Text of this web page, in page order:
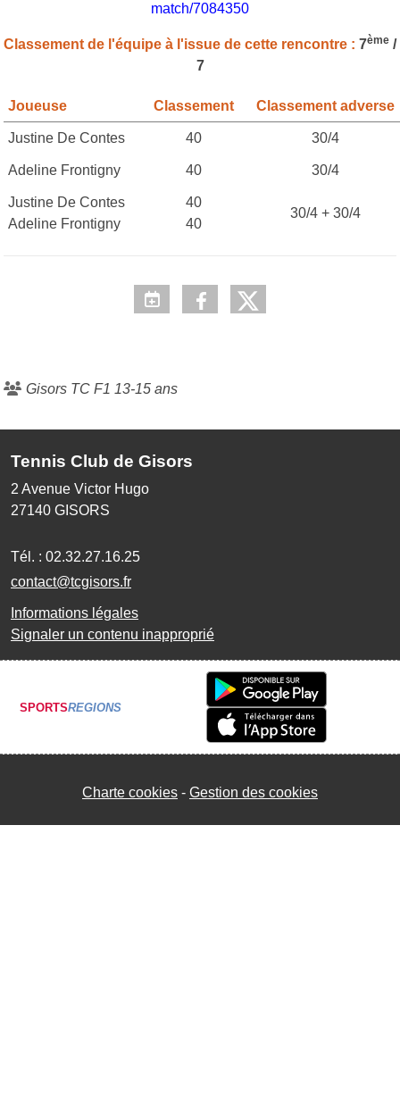
match/7084350
Classement de l'équipe à l'issue de cette rencontre : 7ème /
7
Joueuse Classement Classement adverse
Justine De Contes 40 30/4
Adeline Frontigny 40 30/4
Justine De Contes
Adeline Frontigny
40
40
30/4 + 30/4
Gisors TC F1 13-15 ans
Tennis Club de Gisors
2 Avenue Victor Hugo
27140 GISORS
Tél. : 02.32.27.16.25
contact@tcgisors.fr
Informations légales
Signaler un contenu inapproprié
SPORTSREGIONS
Charte cookies Gestion des cookies